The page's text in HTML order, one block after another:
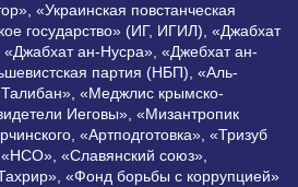
«Украинская повстанческая
государство» (ИГ, ИГИЛ), «Джабхат
ан-Нусра», «Джебхат ан-
партия (НБП), «Аль-
«Меджлис крымско-
Иеговы», «Мизантропик
«Артподготовка», «Тризуб
«Славянский союз»,
«Фонд борьбы с коррупцией»